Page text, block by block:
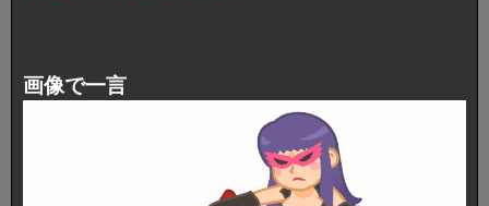
画像で一言